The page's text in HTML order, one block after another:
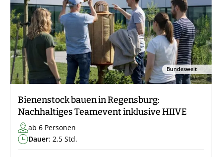
Bundesweit
Bienenstock bauen in Regensburg:
Nachhaltiges Teamevent inklusive HIIVE
ab 6 Personen
Dauer: 2,5 Std.